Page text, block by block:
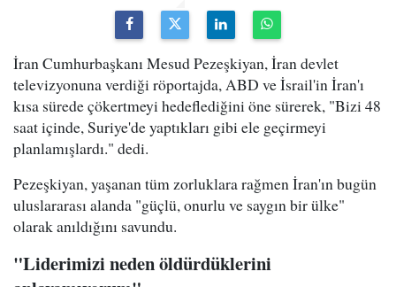
İran Cumhurbaşkanı Mesud Pezeşkiyan, İran devlet
televizyonuna verdiği röportajda, ABD ve İsrail'in İran'ı
kısa sürede çökertmeyi hedeflediğini öne sürerek, "Bizi 48
saat içinde, Suriye'de yaptıkları gibi ele geçirmeyi
planlamışlardı." dedi.
Pezeşkiyan, yaşanan tüm zorluklara rağmen İran'ın bugün
uluslararası alanda "güçlü, onurlu ve saygın bir ülke"
olarak anıldığını savundu.
"Liderimizi neden öldürdüklerini